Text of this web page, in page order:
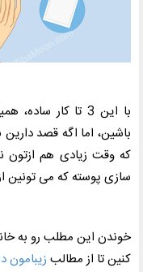
با این 3 تا کار
که وقت زیادی هم ازتون
سازی پوسته که می تونین
خوندن این مطلب رو به
کنین تا از مطالب زیبامون